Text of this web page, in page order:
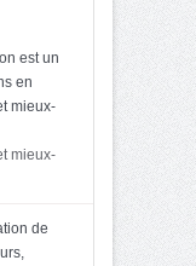
est un
en
mieux-
mieux-
de